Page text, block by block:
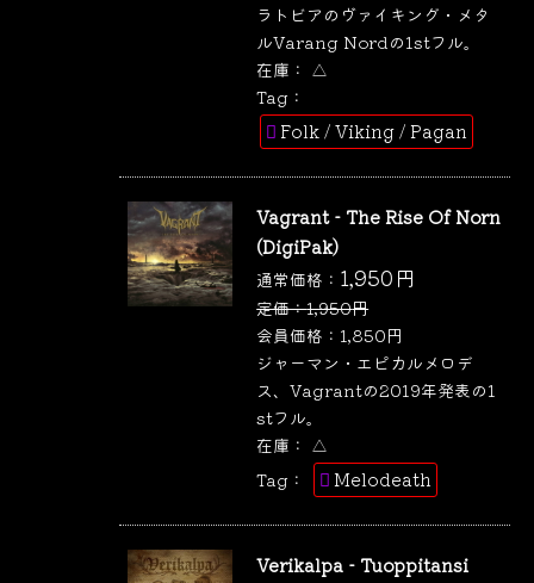
ラトビアのヴァイキング・メタ
ルVarang Nordの1stフル。
在庫： △
Tag：
Folk / Viking / Pagan
Vagrant - The Rise Of Norn
(DigiPak)
通常価格： 1,950 円
定価：1,950円
会員価格： 1,850円
ジャーマン・エピカルメロデ
ス、Vagrantの2019年発表の1
stフル。
在庫： △
Tag：
Melodeath
Verikalpa - Tuoppitansi